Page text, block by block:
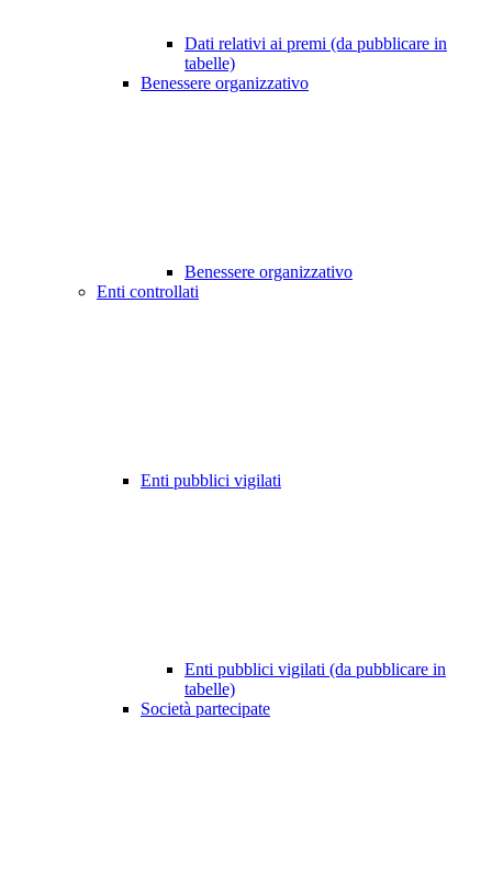
Dati relativi ai premi (da pubblicare in
tabelle)
Benessere organizzativo
Benessere organizzativo
Enti controllati
Enti pubblici vigilati
Enti pubblici vigilati (da pubblicare in
tabelle)
Società partecipate